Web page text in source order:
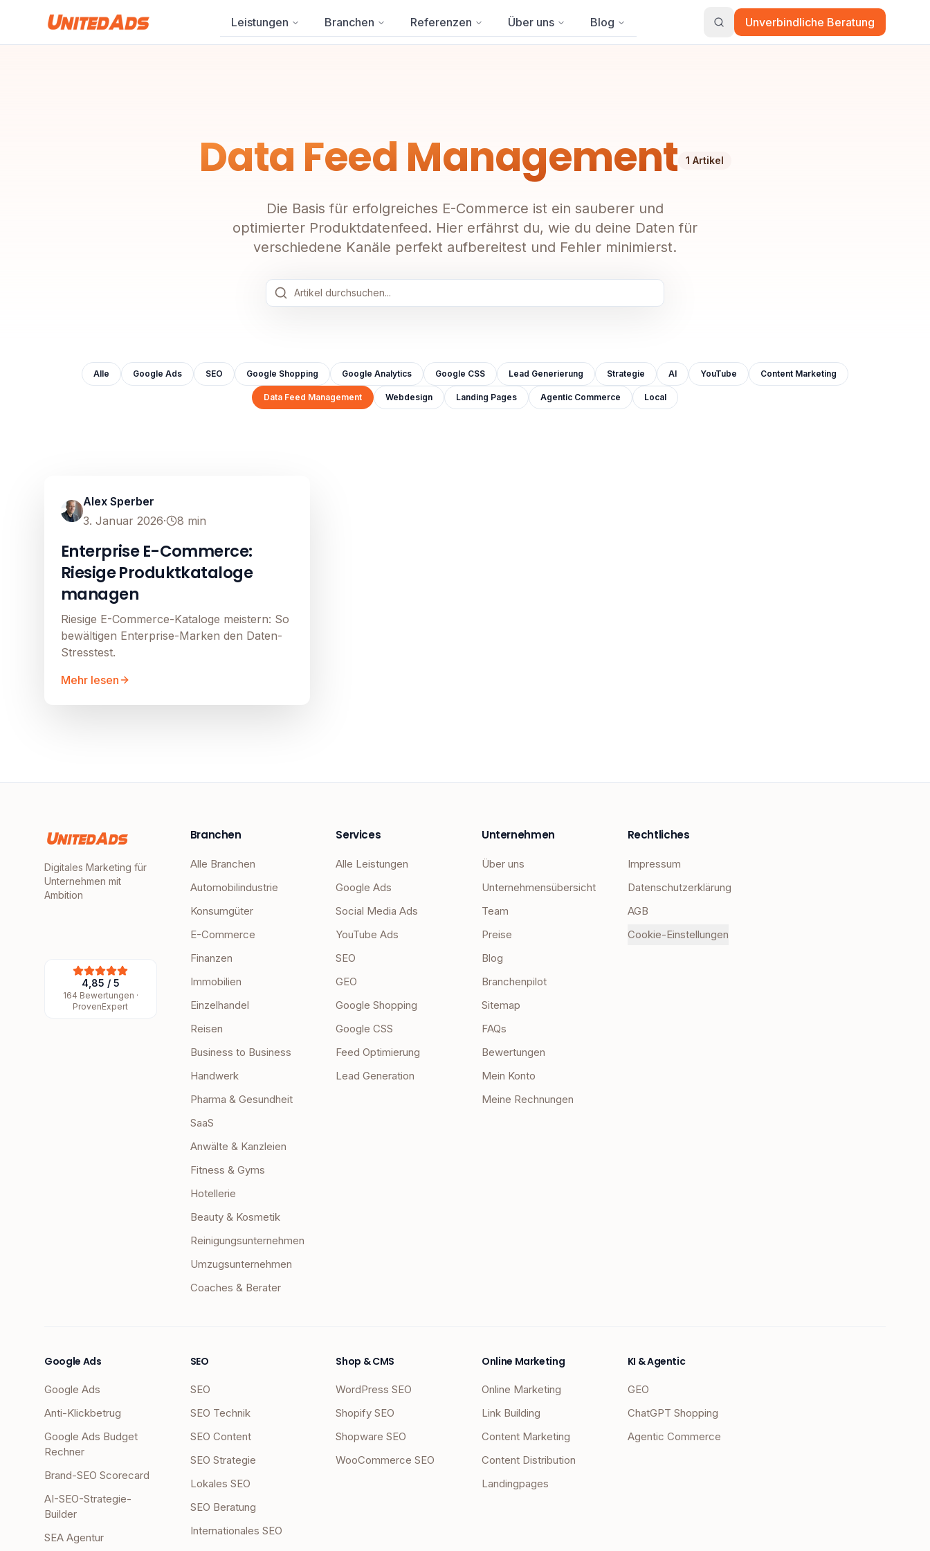
Leistungen Branchen Referenzen Über uns Blog Unverbindliche Beratung
Data Feed Management 1 Artikel
Die Basis für erfolgreiches E-Commerce ist ein sauberer und
optimierter Produktdatenfeed. Hier erfährst du, wie du deine Daten für
verschiedene Kanäle perfekt aufbereitest und Fehler minimierst.
Alle Google Ads SEO Google Shopping Google Analytics Google CSS Lead Generierung Strategie AI YouTube Content Marketing
Data Feed Management Webdesign Landing Pages Agentic Commerce Local
Alex Sperber
3. Januar 2026· 8 min
Enterprise E-Commerce:
Riesige Produktkataloge
managen
Riesige E-Commerce-Kataloge meistern: So
bewältigen Enterprise-Marken den Daten-
Stresstest.
Mehr lesen
Digitales Marketing für
Unternehmen mit
Ambition
4,85 / 5
164 Bewertungen ·
ProvenExpert
Branchen
Alle Branchen
Automobilindustrie
Konsumgüter
E-Commerce
Finanzen
Immobilien
Einzelhandel
Reisen
Business to Business
Handwerk
Pharma & Gesundheit
SaaS
Anwälte & Kanzleien
Fitness & Gyms
Hotellerie
Beauty & Kosmetik
Reinigungsunternehmen
Umzugsunternehmen
Coaches & Berater
Services
Alle Leistungen
Google Ads
Social Media Ads
YouTube Ads
SEO
GEO
Google Shopping
Google CSS
Feed Optimierung
Lead Generation
Unternehmen
Über uns
Unternehmensübersicht
Team
Preise
Blog
Branchenpilot
Sitemap
FAQs
Bewertungen
Mein Konto
Meine Rechnungen
Rechtliches
Impressum
Datenschutzerklärung
AGB
Cookie-Einstellungen
Google Ads
Google Ads
Anti-Klickbetrug
Google Ads Budget
Rechner
Brand-SEO Scorecard
AI-SEO-Strategie-
Builder
SEA Agentur
SEO
SEO
SEO Technik
SEO Content
SEO Strategie
Lokales SEO
SEO Beratung
Internationales SEO
Shop & CMS
WordPress SEO
Shopify SEO
Shopware SEO
WooCommerce SEO
Online Marketing
Online Marketing
Link Building
Content Marketing
Content Distribution
Landingpages
KI & Agentic
GEO
ChatGPT Shopping
Agentic Commerce